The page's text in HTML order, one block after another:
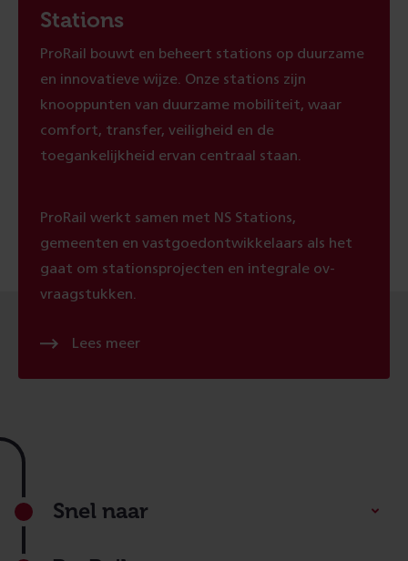
Stations
ProRail bouwt en beheert stations op duurzame
en innovatieve wijze. Onze stations zijn
knooppunten van duurzame mobiliteit, waar
comfort, transfer, veiligheid en de
toegankelijkheid ervan centraal staan.
ProRail werkt samen met NS Stations,
gemeenten en vastgoedontwikkelaars als het
gaat om stationsprojecten en integrale ov-
vraagstukken.
Lees meer
Footer
Snel naar